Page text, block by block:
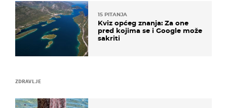
ZDRAVLJE
15 PITANJA
Kviz općeg znanja: Za one
pred kojima se i Google može
sakriti